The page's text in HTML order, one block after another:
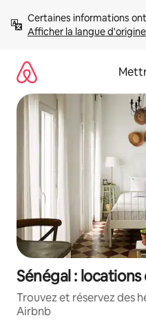
directement
Afficher la langue d'origine
Sénégal :
Trouvez et réservez des
Airbnb